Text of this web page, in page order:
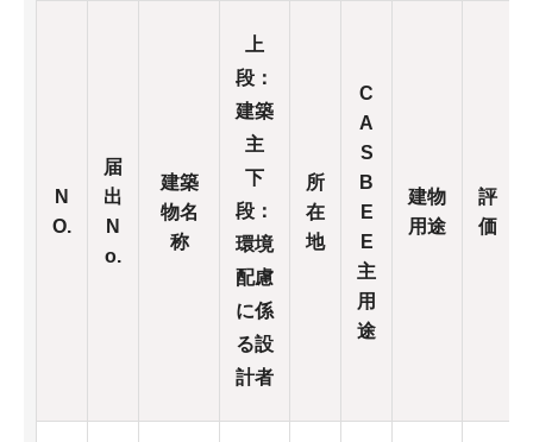
N
O.
届
出
N
o.
建築
物名
称
上
段：
建築
主
下
段：
環境
配慮
に係
る設
計者
所
在
地
C
A
S
B
E
E
主
用
途
建物
用途
評
価